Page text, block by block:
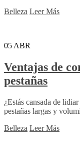
Belleza Leer Más
05 ABR
Ventajas de
pestañas
¿Estás cansada de
pestañas largas y
Belleza Leer Más